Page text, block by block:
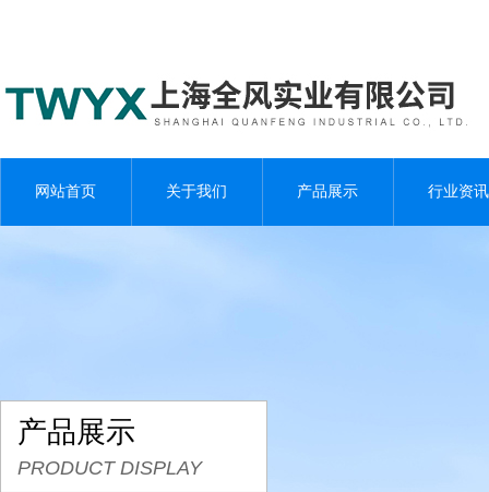
网站首页 关于我们 产品展示 行业资讯
产品展示
PRODUCT DISPLAY